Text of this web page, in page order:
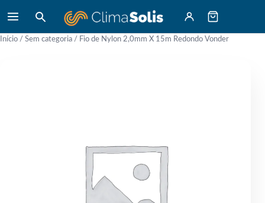
Início / Sem categoria / Fio de Nylon 2,0mm X 15m Redondo Vonder